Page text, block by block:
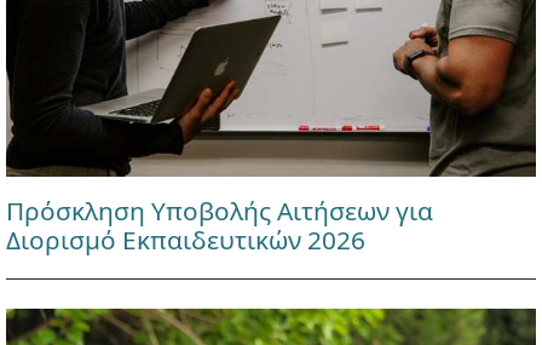
Πρόσκληση Υποβολής Αιτήσεων για
Διορισμό Εκπαιδευτικών 2026